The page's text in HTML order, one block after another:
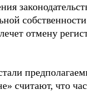
отмену
считают, что